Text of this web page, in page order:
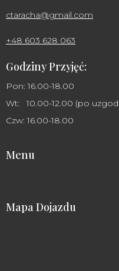
ctaracha@gmail.com
+48 603 628 063
Godziny Przyjęć:
Pon: 16.00-18.00
Wt: 10.00-12.00 (po
Czw: 16.00-18.00
Menu
Mapa Dojazdu